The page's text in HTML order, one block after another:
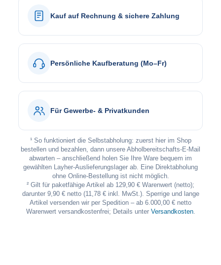
Kauf auf Rechnung & sichere Zahlung
Persönliche Kaufberatung (Mo–Fr)
Für Gewerbe- & Privatkunden
¹ So funktioniert die Selbstabholung: zuerst hier im Shop
bestellen und bezahlen, dann unsere Abholbereitschafts-E-Mail
abwarten – anschließend holen Sie Ihre Ware bequem im
gewählten Layher-Auslieferungslager ab. Eine Direktabholung
ohne Online-Bestellung ist nicht möglich.
² Gilt für paketfähige Artikel ab 129,90 € Warenwert (netto);
darunter 9,90 € netto (11,78 € inkl. MwSt.). Sperrige und lange
Artikel versenden wir per Spedition – ab 6.000,00 € netto
Warenwert versandkostenfrei; Details unter Versandkosten.